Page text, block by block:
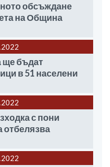
обсъждане
на Община
2022
ще бъдат
в 51 населени
2022
с пони
отбелязва
2022